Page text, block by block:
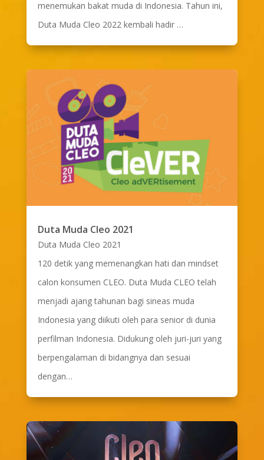
menemukan bakat muda di Indonesia. Tahun ini,
Duta Muda Cleo 2022 kembali hadir …
Duta Muda Cleo 2021
Duta Muda Cleo 2021
120 detik yang memenangkan hati dan mindset
calon konsumen CLEO. Duta Muda CLEO telah
menjadi ajang tahunan bagi sineas muda
Indonesia yang diikuti oleh para senior di dunia
perfilman Indonesia. Didukung oleh juri-juri yang
berpengalaman di bidangnya dan sesuai
dengan…